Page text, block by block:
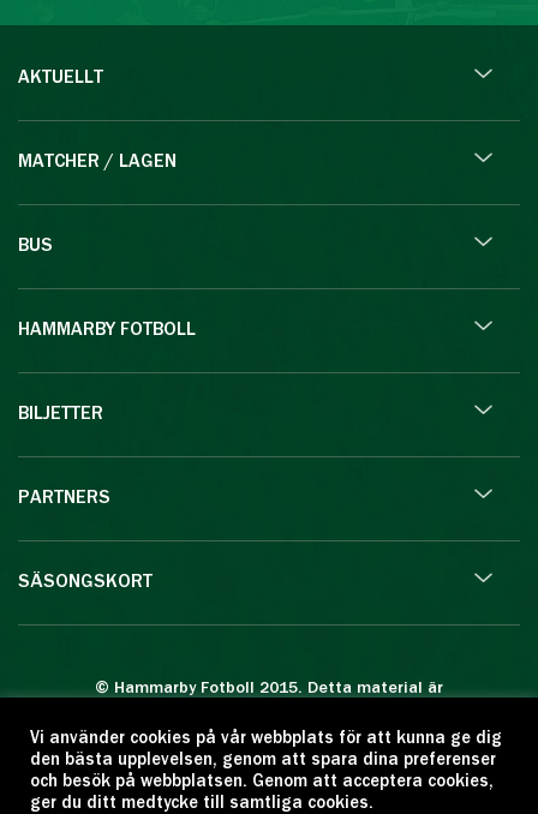
AKTUELLT
MATCHER / LAGEN
BUS
HAMMARBY FOTBOLL
BILJETTER
PARTNERS
SÄSONGSKORT
© Hammarby Fotboll 2015. Detta material är
Eftertryck eller annan kopiering är förbjuden.
Citera oss gärna men ange källan:
www.hammarbyfotboll.se. Ansvarig utgivare:
Vi använder cookies på vår webbplats för att kunna ge dig
den bästa upplevelsen, genom att spara dina preferenser
och besök på webbplatsen. Genom att acceptera cookies,
ger du ditt medtycke till samtliga cookies.